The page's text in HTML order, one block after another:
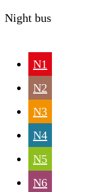
Night bus
N1
N2
N3
N4
N5
N6